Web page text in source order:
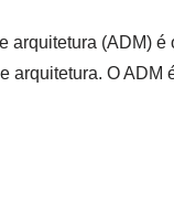
arquitetura (ADM)
arquitetura. O ADM